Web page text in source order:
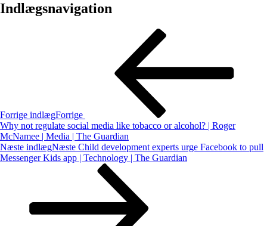
Indlægsnavigation
Forrige indlægForrige
Why not regulate social media like tobacco or alcohol? | Roger
McNamee | Media | The Guardian
Næste indlægNæste Child development experts urge Facebook to pull
Messenger Kids app | Technology | The Guardian